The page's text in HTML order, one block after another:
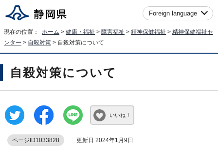
Foreign language
現在の位置： ホーム > 健康・福祉 > 障害福祉 > 精神保健福祉 > 精神保健福祉セ
ンター > 自殺対策 > 自殺対策について
自殺対策について
いいね！
ページID1033828 更新日 2024年1月9日